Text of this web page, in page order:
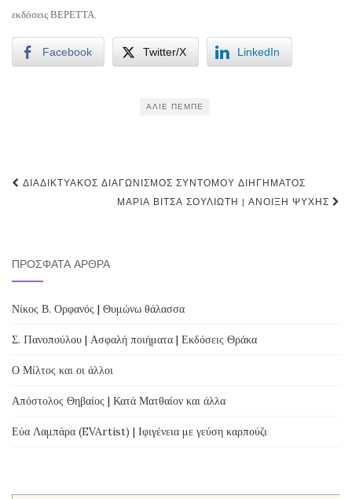
εκδόσεις ΒΕΡΕΤΤΑ.
Facebook Twitter/X LinkedIn
ΑΛΙΈ ΠΕΜΠΈ
Post
navigation
ΔΙΑΔΙΚΤΥΑΚΌΣ ΔΙΑΓΩΝΙΣΜΌΣ ΣΎΝΤΟΜΟΥ ΔΙΗΓΉΜΑΤΟΣ
ΜΑΡΊΑ ΒΊΤΣΑ ΣΟΥΛΙΏΤΗ | ΆΝΟΙΞΗ ΨΥΧΉΣ
ΠΡΌΣΦΑΤΑ ΆΡΘΡΑ
Νίκος Β. Ορφανός | Θυμώνω θάλασσα
Σ. Πανοπούλου | Ασφαλή ποιήματα | Εκδόσεις Θράκα
Ο Μίλτος και οι άλλοι
Απόστολος Θηβαίος | Κατά Ματθαίον και άλλα
Εύα Λαμπάρα (EVArtist) | Ιφιγένεια με γεύση καρπούζι